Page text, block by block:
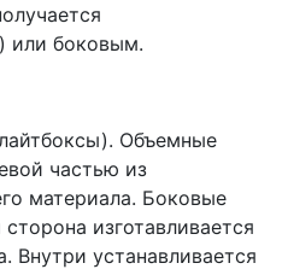
или боковым.
Объемные
частью из
материала. Боковые
изготавливается
Внутри устанавливается